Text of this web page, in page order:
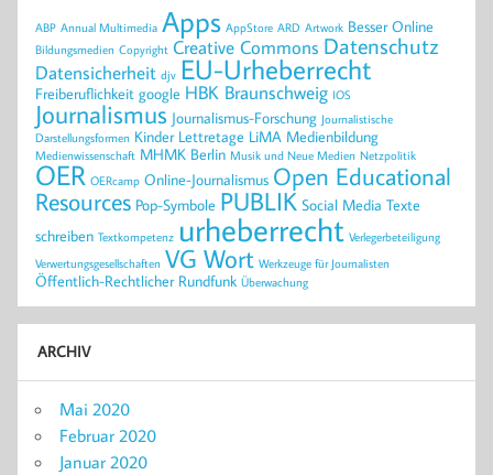
ABP Annual Multimedia Apps AppStore ARD Artwork Besser Online
Bildungsmedien Copyright Creative Commons Datenschutz
Datensicherheit djv EU-Urheberrecht
Freiberuflichkeit google HBK Braunschweig IOS
Journalismus Journalismus-Forschung Journalistische
Darstellungsformen Kinder Lettretage LiMA Medienbildung
Medienwissenschaft MHMK Berlin Musik und Neue Medien Netzpolitik
OER OERcamp Online-Journalismus Open Educational
Resources Pop-Symbole PUBLIK Social Media Texte
schreiben Textkompetenz urheberrecht Verlegerbeteiligung
Verwertungsgesellschaften VG Wort Werkzeuge für Journalisten
Öffentlich-Rechtlicher Rundfunk Überwachung
ARCHIV
Mai 2020
Februar 2020
Januar 2020